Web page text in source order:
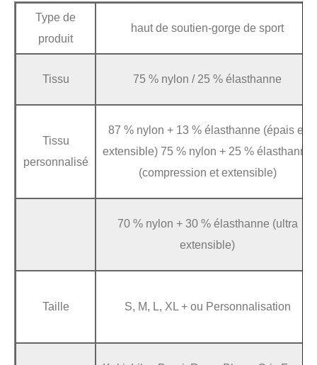
Type de
produit
haut de soutien-gorge de sport
Tissu 75 % nylon / 25 % élasthanne
Tissu
personnalisé
87 % nylon + 13 % élasthanne (épais et
extensible) 75 % nylon + 25 % élasthanne
(compression et extensible)
70 % nylon + 30 % élasthanne (ultra
extensible)
Taille S, M, L, XL + ou Personnalisation